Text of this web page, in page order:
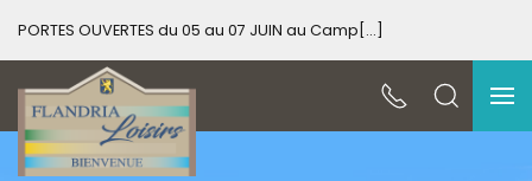
PORTES OUVERTES du 05 au 07 JUIN au Camp[...]